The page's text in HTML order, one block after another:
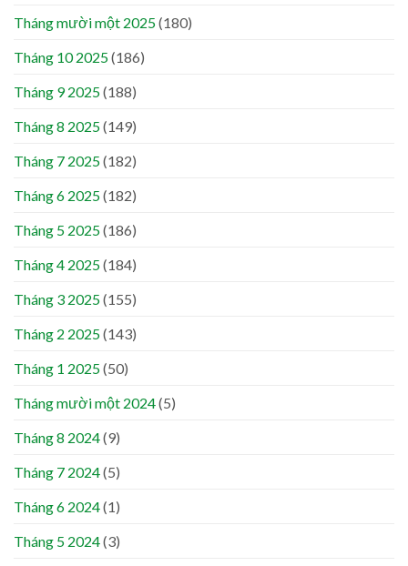
Tháng mười một 2025(180)
Tháng 10 2025(186)
Tháng 9 2025(188)
Tháng 8 2025(149)
Tháng 7 2025(182)
Tháng 6 2025(182)
Tháng 5 2025(186)
Tháng 4 2025(184)
Tháng 3 2025(155)
Tháng 2 2025(143)
Tháng 1 2025(50)
Tháng mười một 2024(5)
Tháng 8 2024(9)
Tháng 7 2024(5)
Tháng 6 2024(1)
Tháng 5 2024(3)